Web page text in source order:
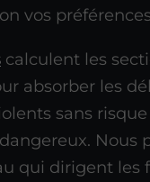
vos
calculent les
absorber les
sans
Nous
qui dirigent les